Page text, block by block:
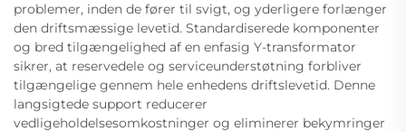
problemer, inden de fører til svigt, og yderligere forlænger
den driftsmæssige levetid. Standardiserede komponenter
og bred tilgængelighed af en enfasig Y-transformator
sikrer, at reservedele og serviceunderstøtning forbliver
tilgængelige gennem hele enhedens driftslevetid. Denne
langsigtede support reducerer
vedligeholdelsesomkostninger og eliminerer bekymringer